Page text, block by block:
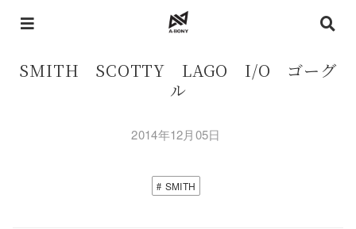
SMITH SCOTTY LAGO I/O ゴーグ
ル
2014年12月05日
SMITH